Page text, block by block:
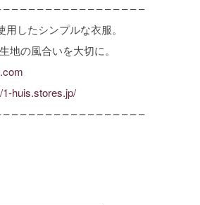
– – – – – – – – – – – – – – – –
用したシンプルな衣服。
地の風合いを大切に。
1-huis.stores.jp/
– – – – – – – – – – – – – – – –